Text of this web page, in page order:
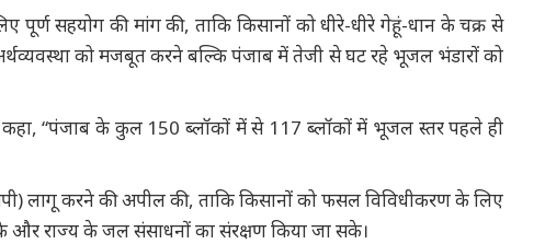
पूर्ण सहयोग की मांग की, ताकि किसानों को धीरे-धीरे गेहूं-धान के चक्र से
को मजबूत करने बल्कि पंजाब में तेजी से घट रहे भूजल भंडारों को
कहा, “पंजाब के कुल 150 ब्लॉकों में से 117 ब्लॉकों में भूजल स्तर पहले ही
लागू करने की अपील की, ताकि किसानों को फसल विविधीकरण के लिए
और राज्य के जल संसाधनों का संरक्षण किया जा सके।